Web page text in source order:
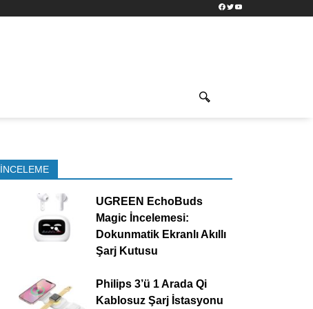
Facebook
TwitterYouTube
İNCELEME
UGREEN EchoBuds
Magic İncelemesi:
Dokunmatik Ekranlı Akıllı
Şarj Kutusu
Philips 3’ü 1 Arada Qi
Kablosuz Şarj İstasyonu